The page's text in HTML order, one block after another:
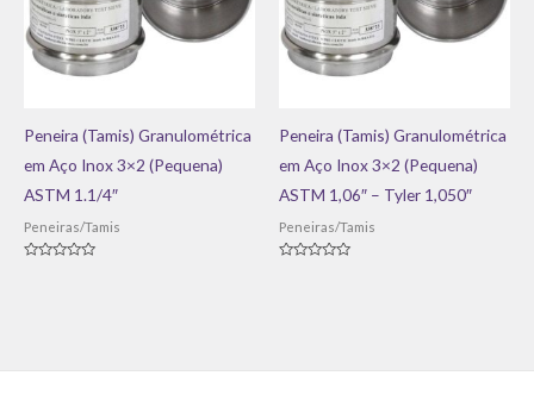
Peneira (Tamis) Granulométrica
em Aço Inox 3×2 (Pequena)
ASTM 1.1/4″
Peneiras/Tamis
Peneira (Tamis) Granulométrica
em Aço Inox 3×2 (Pequena)
ASTM 1,06″ – Tyler 1,050″
Peneiras/Tamis